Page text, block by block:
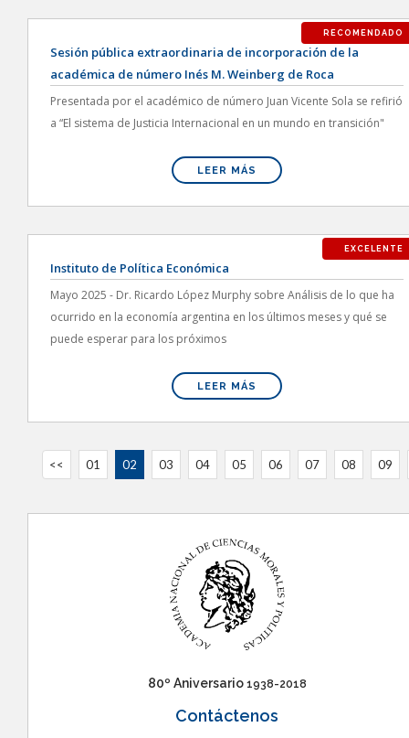
RECOMENDADO
Sesión pública extraordinaria de incorporación de la
académica de número Inés M. Weinberg de Roca
Presentada por el académico de número Juan Vicente Sola se refirió
a “El sistema de Justicia Internacional en un mundo en transición"
LEER MÁS
EXCELENTE
Instituto de Política Económica
Mayo 2025 - Dr. Ricardo López Murphy sobre Análisis de lo que ha
ocurrido en la economía argentina en los últimos meses y qué se
puede esperar para los próximos
LEER MÁS
<< 01 02 03 04 05 06 07 08 09
80º Aniversario 1938-2018
Contáctenos